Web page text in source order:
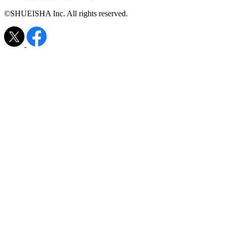
©SHUEISHA Inc. All rights reserved.